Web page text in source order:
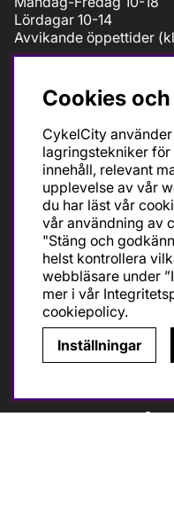
Lördagar 10-14
Avvikande öppettider (
Kontakt
Tel: 08-643 73 55
info@cykelcity.se
Folkungagatan 126
11630 Stockholm
Följ oss
Cookies
CykelCity
lagringstekniker
innehåll, relevant
upplevelse av vår
du har läst vår
vår användning av
"Stäng och
helst kontrollera
webbläsare under
mer i vår
cookiepolicy.
Inställningar